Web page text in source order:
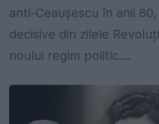
anti-Ceaușescu în anii
decisive din zilele
noului regim politic....